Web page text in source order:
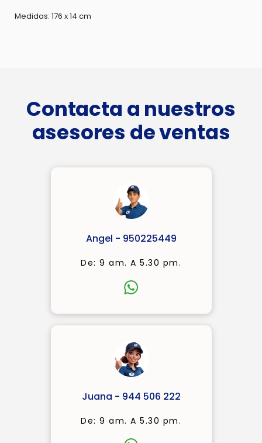
Medidas: 176 x 14 cm
Contacta a nuestros
asesores de ventas
Angel - 950225449
De: 9 am. A 5.30 pm.
Juana - 944 506 222
De: 9 am. A 5.30 pm.